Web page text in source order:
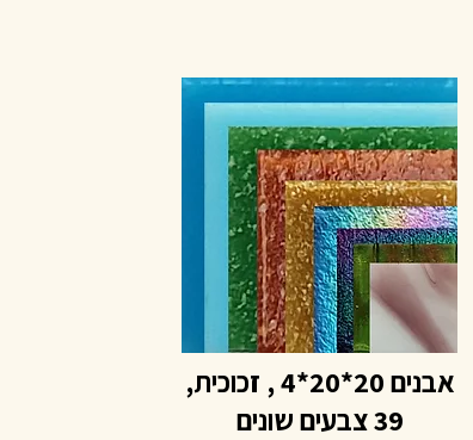
אבנים 20*20*4 , זכוכית,
39 צבעים שונים